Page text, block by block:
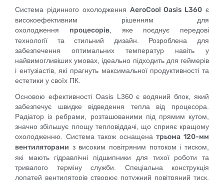
Система рідинного охолодження AeroCool Oasis L360 є
високоефективним рішенням для
охолодження процесорів, яке поєднує передові
технології та стильний дизайн. Розроблена для
забезпечення оптимальних температур навіть у
найвимогливіших умовах, ідеально підходить для геймерів
і ентузіастів, які прагнуть максимальної продуктивності та
естетики у своїх ПК.
Основою ефективності Oasis L360 є водяний блок, який
забезпечує швидке відведення тепла від процесора.
Радіатор із ребрами, розташованими під прямим кутом,
значно збільшує площу тепловіддачі, що сприяє кращому
охолодженню. Система також оснащенатрьома 120-мм
вентиляторами з високим повітряним потоком і тиском,
які мають гідравлічні підшипники для тихої роботи та
тривалого терміну служби. Спеціальна конструкція
лопатей вентиляторів створює потужний повітряний тиск,